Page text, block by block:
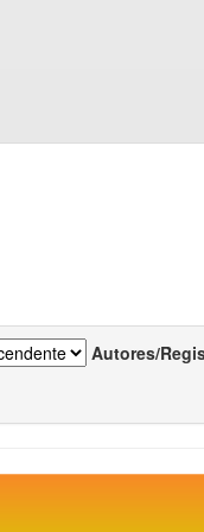
Autores/